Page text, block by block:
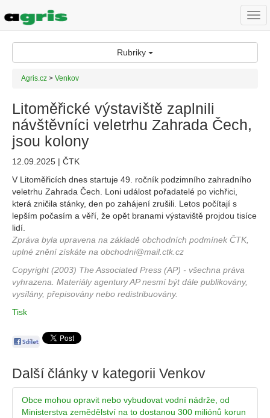
Rubriky
Agris.cz > Venkov
Litoměřické výstaviště zaplnili
návštěvníci veletrhu Zahrada Čech,
jsou kolony
12.09.2025 | ČTK
V Litoměřicích dnes startuje 49. ročník podzimního zahradního
veletrhu Zahrada Čech. Loni událost pořadatelé po vichřici,
která zničila stánky, den po zahájení zrušili. Letos počítají s
lepším počasím a věří, že opět branami výstaviště projdou tisíce
lidí.
Zpráva byla upravena na základě obchodních podmínek ČTK,
uplné znění získáte na obchodni@mail.ctk.cz
Copyright (2003) The Associated Press (AP) - všechna práva
vyhrazena. Materiály agentury AP nesmí být dále publikovány,
vysílány, přepisovány nebo redistribuovány.
Tisk
Další články v kategorii Venkov
Obce mohou opravit nebo vybudovat vodní nádrže, od
Ministerstva zemědělství na to dostanou 300 miliónů korun